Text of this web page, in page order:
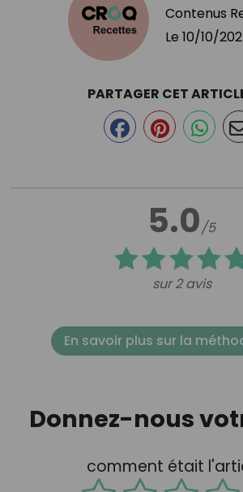
Contenus
Le 10/10/
5.0/5
sur 2 avis
PARTAGER CET
En savoir plus sur la
Donnez-nous
comment était